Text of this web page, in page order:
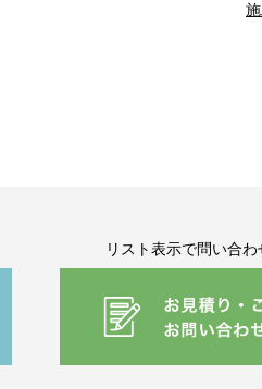
リスト表示で問い合わ